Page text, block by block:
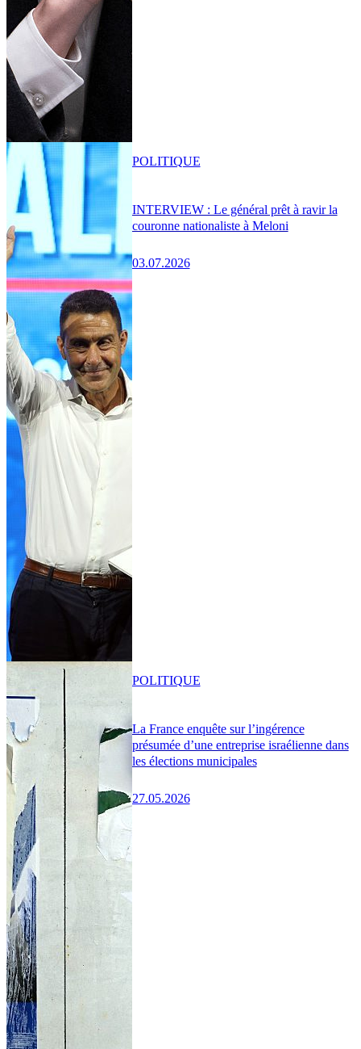
INTERVIEW : Le général prêt à ravir la
couronne nationaliste à Meloni
03.07.2026
POLITIQUE
La France enquête sur l’ingérence
présumée d’une entreprise israélienne dans
les élections municipales
27.05.2026
POLITIQUE